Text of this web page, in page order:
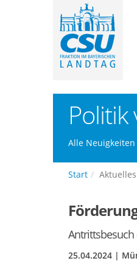
Alle
Start Aktuelles
Antrittsbesuch
25.04.2024 |